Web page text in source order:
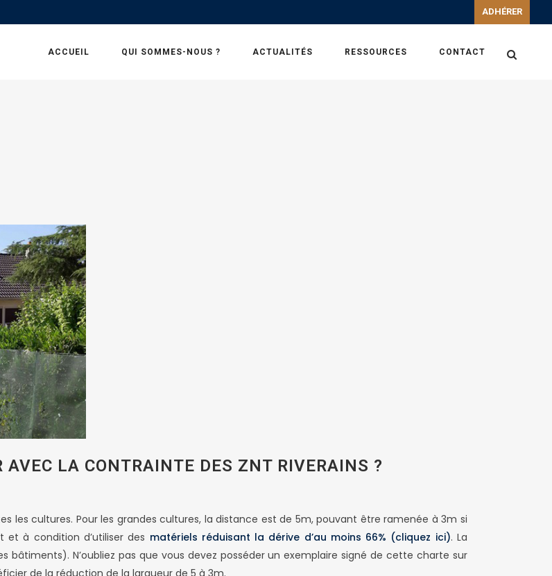
ADHÉRER
ACCUEIL QUI SOMMES-NOUS ? ACTUALITÉS RESSOURCES CONTACT
AVEC LA CONTRAINTE DES ZNT RIVERAINS ?
les cultures. Pour les grandes cultures, la distance est de 5m, pouvant être ramenée à 3m si
à condition d’utiliser des matériels réduisant la dérive d’au moins 66% (cliquez ici). La
N’oubliez pas que vous devez posséder un exemplaire signé de cette charte sur
de la réduction de la largueur de 5 à 3m.